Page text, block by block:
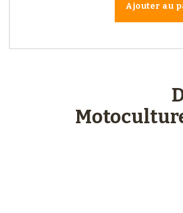
Ajouter au